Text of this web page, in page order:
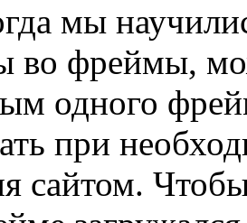
мы
во фреймы,
одного
при
сайтом.